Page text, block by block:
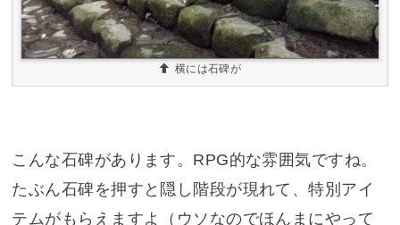
横には石碑が
こんな石碑があります。RPG的な雰囲気ですね。
たぶん石碑を押すと隠し階段が現れて、特別アイ
テムがもらえますよ（ウソなのでほんまにやって